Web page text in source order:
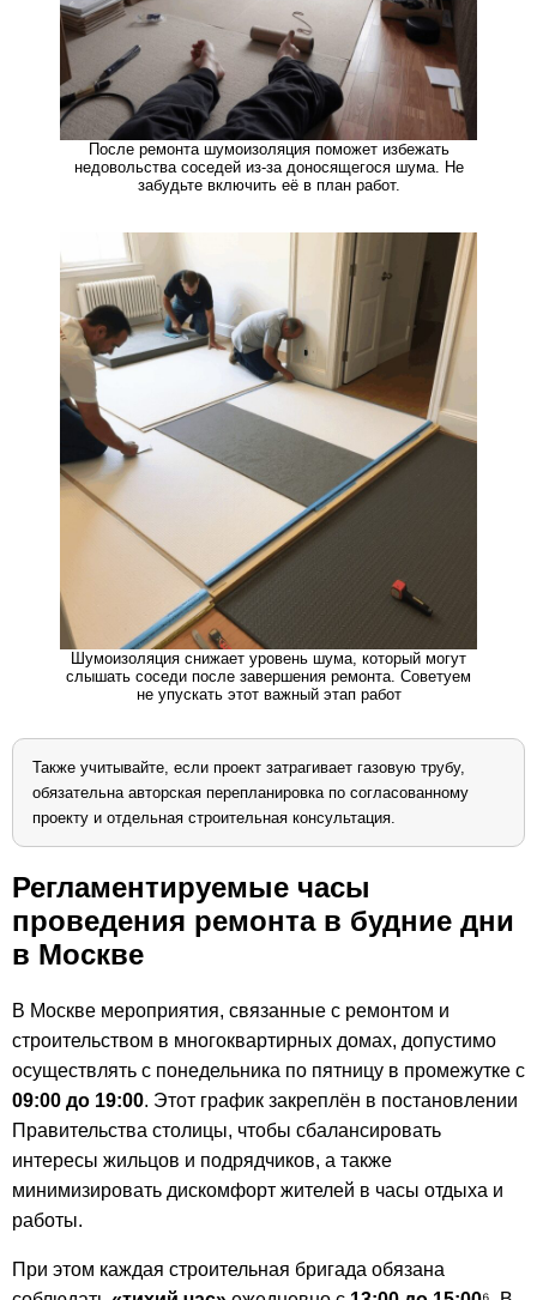
После ремонта шумоизоляция поможет избежать
недовольства соседей из-за доносящегося шума. Не
забудьте включить её в план работ.
Шумоизоляция снижает уровень шума, который могут
слышать соседи после завершения ремонта. Советуем
не упускать этот важный этап работ
Также учитывайте, если проект затрагивает газовую трубу,
обязательна авторская перепланировка по согласованному
проекту и отдельная строительная консультация.
Регламентируемые часы
проведения ремонта в будние дни
в Москве
В Москве мероприятия, связанные с ремонтом и
строительством в многоквартирных домах, допустимо
осуществлять с понедельника по пятницу в промежутке с
09:00 до 19:00. Этот график закреплён в постановлении
Правительства столицы, чтобы сбалансировать
интересы жильцов и подрядчиков, а также
минимизировать дискомфорт жителей в часы отдыха и
работы.
При этом каждая строительная бригада обязана